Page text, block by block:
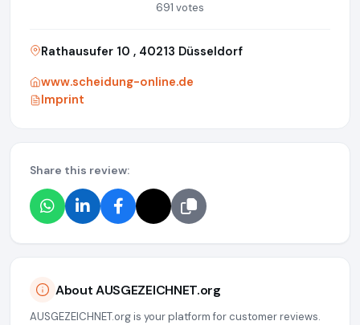
691 votes
Rathausufer 10 , 40213 Düsseldorf
www.scheidung-online.de
Imprint
Share this review:
About AUSGEZEICHNET.org
AUSGEZEICHNET.org is your platform for customer reviews.